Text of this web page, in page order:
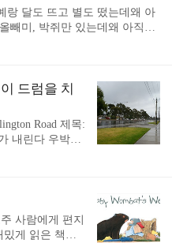
른어떤 신기한 남자애가 있었
지,맘대로어디든지 자기가 원
든가아주 커져야 된다든가그
랑 달도 뜨고 별도 떴는데왜 아
빼미, 박쥐만 있는데왜 아직도
년 11월 17일예랑이 9살 (만 7
드럼을 치
Road 제목:
내린다 우박도
쾅쾅, 뽀드득
)
사람에게 편지
밌게 읽은 책인